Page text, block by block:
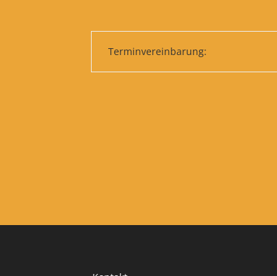
Terminvereinbarung: